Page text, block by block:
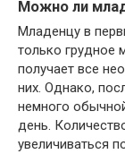
Можно ли
Младенцу в
только грудное
получает все
них. Однако,
немного
день.
увеличиваться